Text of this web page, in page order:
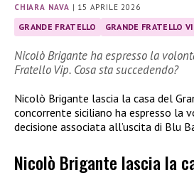
CHIARA NAVA | 15 APRILE 2026
GRANDE FRATELLO GRANDE FRATELLO
Nicolò Brigante ha espresso la
Fratello Vip. Cosa sta succedendo?
Nicolò Brigante lascia la casa del
concorrente siciliano ha espresso la
decisione associata all’uscita di Blu
Nicolò Brigante lascia la